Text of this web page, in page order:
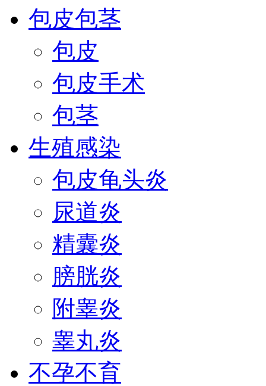
包皮包茎
包皮
包皮手术
包茎
生殖感染
包皮龟头炎
尿道炎
精囊炎
膀胱炎
附睾炎
睾丸炎
不孕不育